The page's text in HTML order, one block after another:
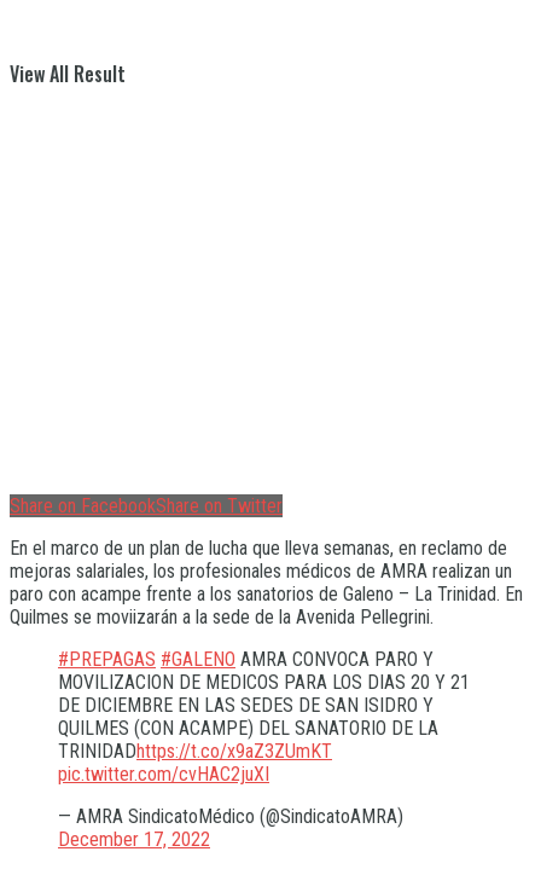
View All Result
Share on FacebookShare on Twitter
En el marco de un plan de lucha que lleva semanas, en reclamo de
mejoras salariales, los profesionales médicos de AMRA realizan un
paro con acampe frente a los sanatorios de Galeno – La Trinidad. En
Quilmes se moviizarán a la sede de la Avenida Pellegrini.
#PREPAGAS #GALENO AMRA CONVOCA PARO Y
MOVILIZACION DE MEDICOS PARA LOS DIAS 20 Y 21
DE DICIEMBRE EN LAS SEDES DE SAN ISIDRO Y
QUILMES (CON ACAMPE) DEL SANATORIO DE LA
TRINIDADhttps://t.co/x9aZ3ZUmKT
pic.twitter.com/cvHAC2juXI
— AMRA SindicatoMédico (@SindicatoAMRA)
December 17, 2022